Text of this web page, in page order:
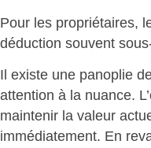
Pour les propriétaires,
déduction souvent
Il existe une panoplie
attention à la nuance.
maintenir la valeur
immédiatement. En